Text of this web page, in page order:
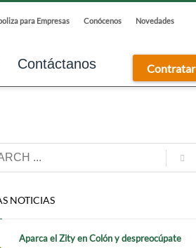
para Empresas Conócenos Novedades
Contáctanos Contratar
NOTICIAS
Aparca el Zity en Colón y despreocúpate